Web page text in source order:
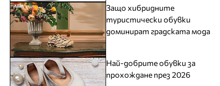
Защо хибридните
туристически обувки
доминират градската мода
Най-добрите обувки за
прохождане през 2026